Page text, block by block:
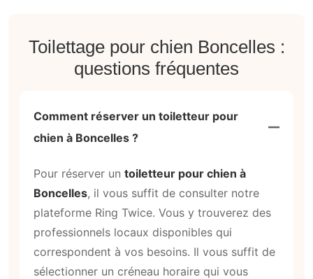
Toilettage pour chien Boncelles :
questions fréquentes
Comment réserver un toiletteur pour
chien à Boncelles ?
Pour réserver un toiletteur pour chien à
Boncelles, il vous suffit de consulter notre
plateforme Ring Twice. Vous y trouverez des
professionnels locaux disponibles qui
correspondent à vos besoins. Il vous suffit de
sélectionner un créneau horaire qui vous